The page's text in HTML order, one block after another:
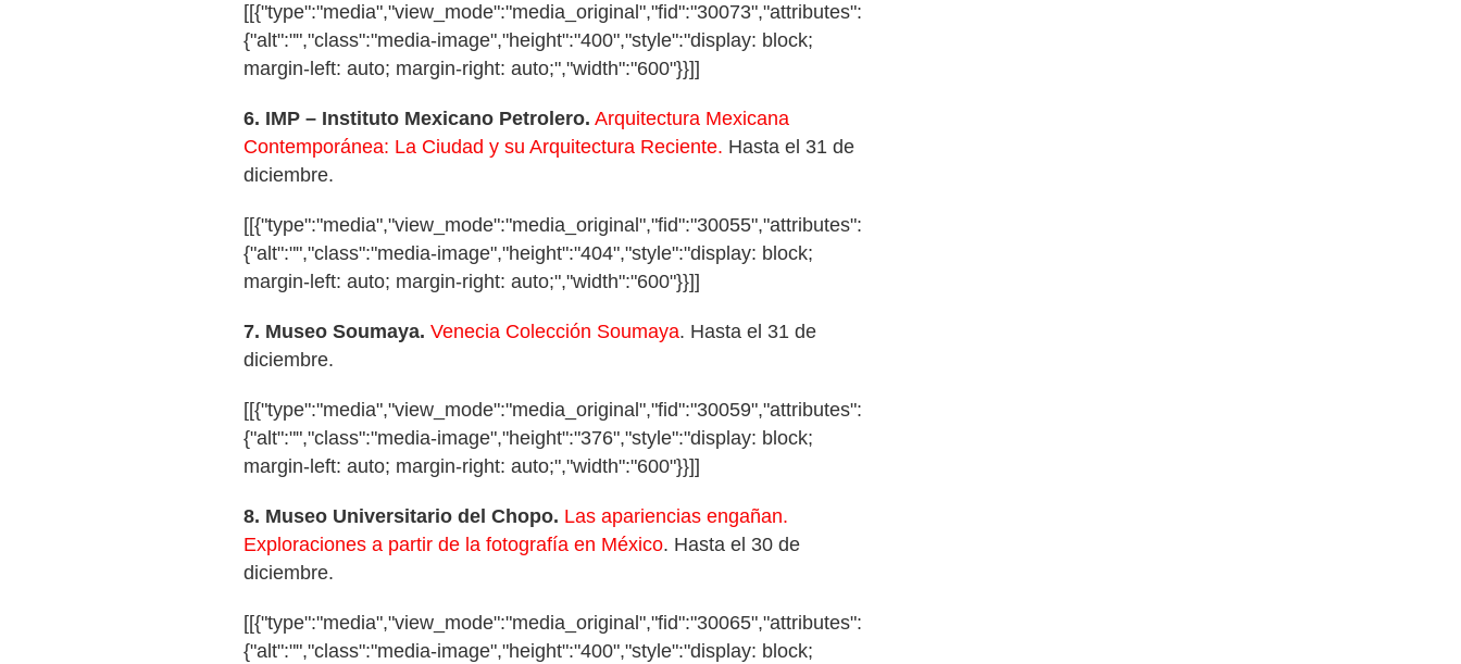
[[{"type":"media","view_mode":"media_original","fid":"30073","attributes":
{"alt":"","class":"media-image","height":"400","style":"display: block;
margin-left: auto; margin-right: auto;","width":"600"}}]]
6. IMP – Instituto Mexicano Petrolero. Arquitectura Mexicana
Contemporánea: La Ciudad y su Arquitectura Reciente. Hasta el 31 de
diciembre.
[[{"type":"media","view_mode":"media_original","fid":"30055","attributes":
{"alt":"","class":"media-image","height":"404","style":"display: block;
margin-left: auto; margin-right: auto;","width":"600"}}]]
7. Museo Soumaya. Venecia Colección Soumaya. Hasta el 31 de
diciembre.
[[{"type":"media","view_mode":"media_original","fid":"30059","attributes":
{"alt":"","class":"media-image","height":"376","style":"display: block;
margin-left: auto; margin-right: auto;","width":"600"}}]]
8. Museo Universitario del Chopo. Las apariencias engañan.
Exploraciones a partir de la fotografía en México. Hasta el 30 de
diciembre.
[[{"type":"media","view_mode":"media_original","fid":"30065","attributes":
{"alt":"","class":"media-image","height":"400","style":"display: block;